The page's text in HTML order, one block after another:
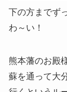
下の方までず
わ～い！
熊本藩のお殿
蘇を通って大